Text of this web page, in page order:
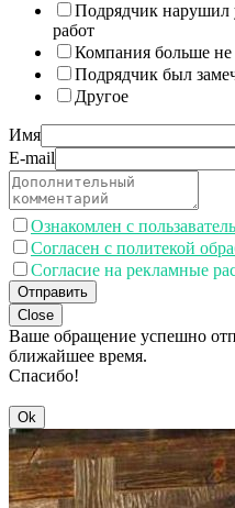
Подрядчик нарушил
работ
Компания больше не
Подрядчик был
Другое
Имя
E-mail
Ознакомлен с
Согласен с политекой
Согласие на рекламные
Отправить
Close
Ваше обращение успешно
ближайшее время.
Спасибо!
Ok